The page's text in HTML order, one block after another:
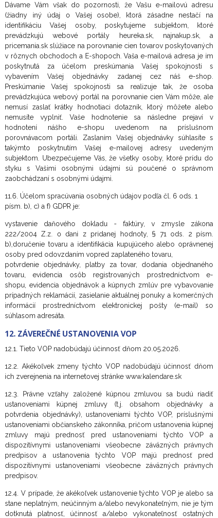
Dávame Vám však do pozornosti, že Vašu e-mailovú adresu
(žiadny iný údaj o Vašej osobe), ktorá zásadne nestačí na
identifikáciu Vašej osoby, poskytujeme subjektom, ktoré
prevádzkujú webové portály heureka.sk, najnakup.sk, a
pricemania.sk slúžiace na porovnanie cien tovarov poskytovaných
v rôznych obchodoch a E-shopoch. Vaša e-mailová adresa je im
poskytnutá za účelom preskúmania Vašej spokojnosti s
vybavením Vašej objednávky zadanej cez náš e-shop.
Preskúmanie Vašej spokojnosti sa realizuje tak, že osoba
prevádzkujúca webový portál na porovnanie cien Vám môže, ale
nemusí zaslať krátky hodnotiaci dotazník, ktorý môžete alebo
nemusíte vyplniť. Vaše hodnotenie sa následne prejaví v
hodnotení nášho e-shopu uvedenom na príslušnom
porovnávacom portáli. Zaslaním Vašej objednávky súhlasíte s
takýmto poskytnutím Vašej e-mailovej adresy uvedeným
subjektom. Ubezpečujeme Vás, že všetky osoby, ktoré prídu do
styku s Vašimi osobnými údajmi sú poučené o správnom
zaobchádzaní s osobnými údajmi.
11.6. Účelom spracúvania osobných údajov podľa čl. 6 ods. 1
písm. b), c) a f) GDPR je:
vystavenie daňového dokladu - faktúry, v zmysle zákona
222/2004 Z.z. o dani z pridanej hodnoty, § 71 ods. 2 písm.
b),doručenie tovaru a identifikácia kupujúceho alebo oprávnenej
osoby pred odovzdaním vopred zaplateného tovaru,
potvrdenie objednávky, platby za tovar, dodania objednaného
tovaru, evidencia osôb registrovaných prostredníctvom e-
shopu, evidencia objednávok a kúpnych zmlúv pre vybavovanie
prípadných reklamácií, zasielanie aktuálnej ponuky a komerčných
informácií prostredníctvom elektronickej pošty (e-mail) so
súhlasom adresáta.
12. ZÁVEREČNÉ USTANOVENIA VOP
12.1. Tieto VOP nadobúdajú účinnosť dňom 20.05.2026.
12.2. Akékoľvek zmeny týchto VOP nadobúdajú účinnosť dňom
ich zverejnenia na internetovej stránke www.kalendare.sk
12.3. Právne vzťahy založené kúpnou zmluvou sa budú riadiť
ustanoveniami kúpnej zmluvy (t.j. obsahom objednávky a
potvrdenia objednávky), ustanoveniami týchto VOP, príslušnými
ustanoveniami občianskeho zákonníka, pričom ustanovenia kúpnej
zmluvy majú prednosť pred ustanoveniami týchto VOP a
dispozitívnymi ustanoveniami všeobecne záväzných právnych
predpisov a ustanovenia týchto VOP majú prednosť pred
dispozitívnymi ustanoveniami všeobecne záväzných právnych
predpisov.
12.4. V prípade, že akékoľvek ustanovenie týchto VOP je alebo sa
stane neplatným, neúčinným a/alebo nevykonateľným, nie je tým
dotknutá platnosť, účinnosť a/alebo vykonateľnosť ostatných